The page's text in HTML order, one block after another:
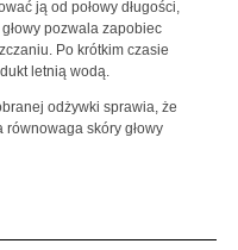
ją od połowy długości,
pozwala zapobiec
Po krótkim czasie
letnią wodą.
odżywki sprawia, że
równowaga skóry głowy